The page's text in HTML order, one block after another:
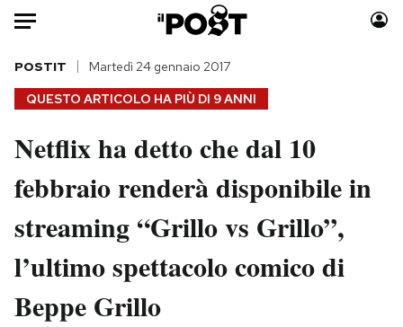
Auto
HOME
Italia
Politica
Tecnologia
Scienza
Cultura
Moda
Consumismi
Storie/Idee
Media
QUESTO ARTICOLO HA PIÙ DI 9 ANNI
POSTIT Martedì 24 gennaio 2017
Netflix ha detto che dal 10
febbraio renderà disponibile in
streaming “Grillo vs Grillo”,
l’ultimo spettacolo comico di
Beppe Grillo